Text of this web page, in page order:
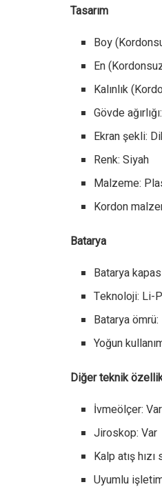
Tasarım
Boy
En
Kalınlık
Gövde
Ekran şekli:
Renk: Siyah
Malzeme:
Kordon
Batarya
Batarya
Teknoloji: Li-
Batarya
Yoğun
Diğer teknik
İvmeölçer: Var
Jiroskop: Var
Kalp atış
Uyumlu